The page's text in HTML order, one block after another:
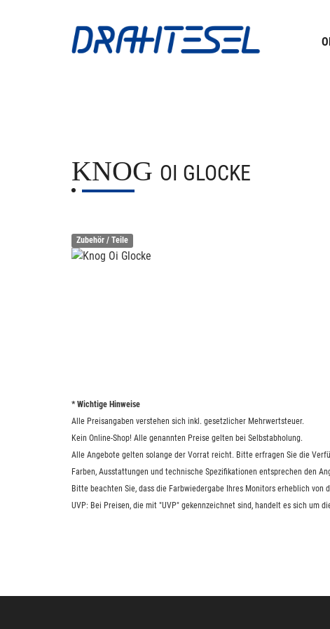
KNOG OI GLOCKE
Zubehör / Teile
* Wichtige Hinweise
Alle Preisangaben verstehen sich inkl. gesetzlicher Mehrwertsteuer.
Kein Online-Shop! Alle genannten Preise gelten bei Selbstabholung.
Alle Angebote gelten solange der Vorrat reicht. Bitte erfragen Sie die
Farben, Ausstattungen und technische Spezifikationen entsprechen den
Bitte beachten Sie, dass die Farbwiedergabe Ihres Monitors erheblich
UVP: Bei Preisen, die mit "UVP" gekennzeichnet sind, handelt es sich um